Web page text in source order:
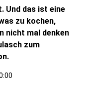
Und das ist eine
zu kochen,
nicht mal denken
zum